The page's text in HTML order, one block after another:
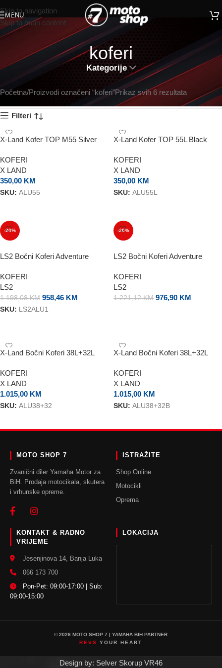
Skip to navigation
Skip to main content
MENU
koferi
Kategorije
Početna Proizvodi označeni “koferi”Prikaz svih 6 rezultata
Filteri
X-Land Kofer TOP M55 Silver
KOFERI
X LAND
350,00 KM
SKU: ALU55
X-Land Kofer TOP 55L Black
KOFERI
X LAND
350,00 KM
SKU: ALU55L
-20%
LS2 Bočni Koferi Adventure
KOFERI
LS2
1.198,08KM 958,46 KM
SKU: LS2ALU1
-20%
LS2 Bočni Koferi Adventure
KOFERI
LS2
1.221,12KM 976,90 KM
X-Land Bočni Koferi 38L+32L
KOFERI
X LAND
1.015,00 KM
SKU: ALU38+32
X-Land Bočni Koferi 38L+32L
KOFERI
X LAND
1.015,00 KM
SKU: ALU38+32B
MOTO SHOP 7
Zvanični diler Yamaha Motor za
BiH. Prodaja motocikala, skutera
i vrhunske opreme.
ISTRAŽITE
Shop Online
Motocikli
Oprema
KONTAKT & RADNO
VRIJEME
Jesenjinova 14, Banja Luka
066 173 700
Pon-Pet: 09:00-17:00 | Sub:
09:00-15:00
LOKACIJA
© 2026 MOTO SHOP 7 | YAMAHA BIH PARTNER
REVS
YOUR HEART
Design by: Selver Skorup VR46